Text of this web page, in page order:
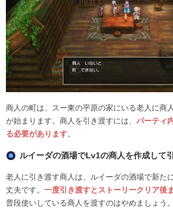
商人の町は、スー東の平原の家にいる老人に商
が始まります。商人を引き渡すには、 パーティ
る必要があります。
ルイーダの酒場でLv1の商人を作成して
老人に引き渡す商人は、ルイーダの酒場で新た
丈夫です。 一度引き渡すとストーリークリア後
普段使いしている商人を渡すのはやめましょう。